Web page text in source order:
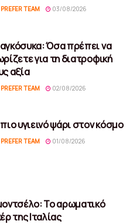
PREFER TEAM 03/08/2026
Όσα πρέπει να
για τη διατροφική
αξία
PREFER TEAM 02/08/2026
υγιεινό ψάρι στον κόσμο
PREFER TEAM 01/08/2026
Το αρωματικό
της Ιταλίας